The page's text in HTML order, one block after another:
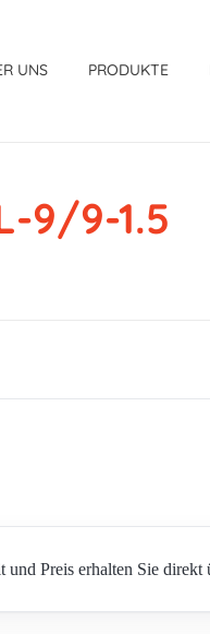
UNS PRODUKTE
9/9-1.5
Preis erhalten Sie direkt